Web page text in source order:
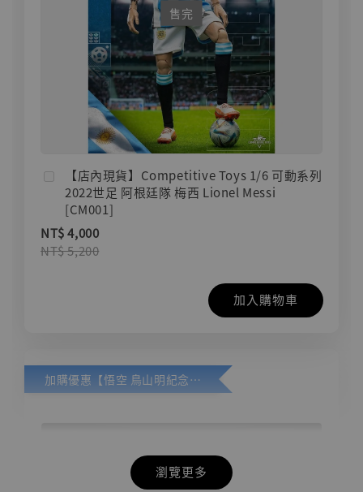
售完
【店內現貨】Competitive Toys 1/6 可動系列
2022世足 阿根廷隊 梅西 Lionel Messi
[CM001]
NT$ 4,000
NT$ 5,200
加入購物車
加購優惠【悟空 鳥山明紀念款 [奇蹟工作室]】
瀏覽更多